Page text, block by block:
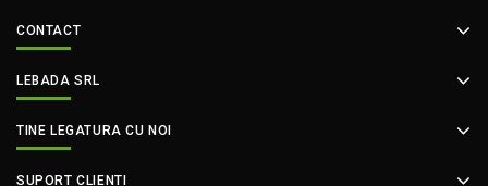
CONTACT
LEBADA SRL
TINE LEGATURA CU NOI
SUPORT CLIENTI